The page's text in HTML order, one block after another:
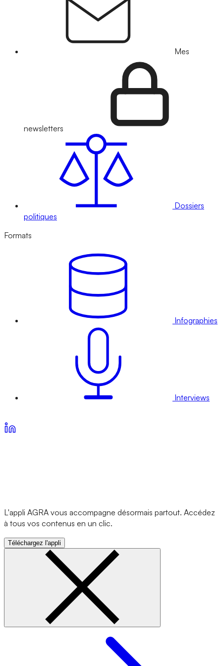
Mes
newsletters
Dossiers
politiques
Formats
Infographies
Interviews
L'appli AGRA vous accompagne désormais partout. Accédez
à tous vos contenus en un clic.
Téléchargez l'appli